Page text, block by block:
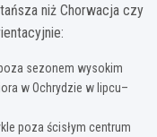
niż Chorwacja czy
sezonem wysokim
w Ochrydzie w lipcu–
poza ścisłym centrum